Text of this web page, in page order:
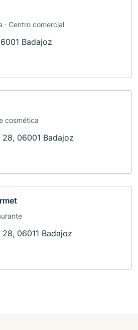
· Centro comercial
Badajoz
cosmética
28, 06001 Badajoz
06011 Badajoz